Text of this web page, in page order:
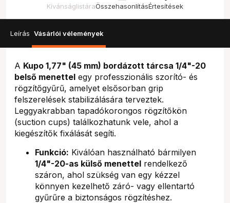
KívánságlistáraÖsszehasonlításÉrtesítések
Leírás Vásárlói vélemények
A Kupo 1,77" (45 mm) bordázott tárcsa 1/4"-20
belső menettel egy professzionális szorító- és
rögzítőgyűrű, amelyet elsősorban grip
felszerelések stabilizálására terveztek.
Leggyakrabban tapadókorongos rögzítőkön
(suction cups) találkozhatunk vele, ahol a
kiegészítők fixálását segíti.
Funkció: Kiválóan használható bármilyen
1/4"-20-as külső menettel rendelkező
száron, ahol szükség van egy kézzel
könnyen kezelhető záró- vagy ellentartó
gyűrűre a biztonságos rögzítéshez.